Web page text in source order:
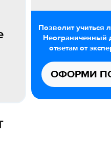
Позволит учиться
Неограниченный
ответам от
ОФОРМИ